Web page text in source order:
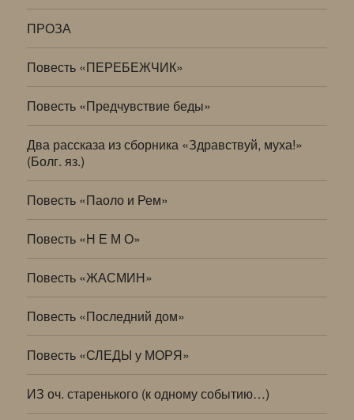
ПРОЗА
Повесть «ПЕРЕБЕЖЧИК»
Повесть «Предчувствие беды»
Два рассказа из сборника «Здравствуй, муха!»
(Болг. яз.)
Повесть «Паоло и Рем»
Повесть «Н Е М О»
Повесть «ЖАСМИН»
Повесть «Последний дом»
Повесть «СЛЕДЫ у МОРЯ»
ИЗ оч. старенького (к одному событию…)